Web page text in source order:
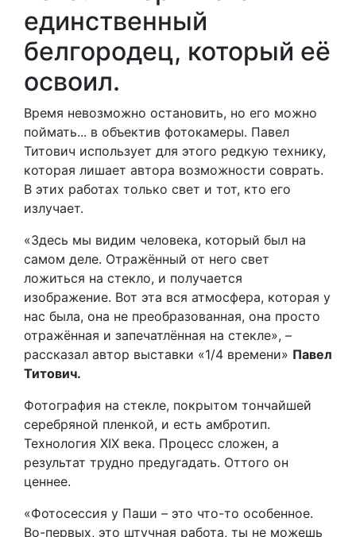
единственный
белгородец, который её
освоил.
Время невозможно остановить, но его можно
поймать... в объектив фотокамеры. Павел
Титович использует для этого редкую технику,
которая лишает автора возможности соврать.
В этих работах только свет и тот, кто его
излучает.
«Здесь мы видим человека, который был на
самом деле. Отражённый от него свет
ложиться на стекло, и получается
изображение. Вот эта вся атмосфера, которая у
нас была, она не преобразованная, она просто
отражённая и запечатлённая на стекле», –
рассказал автор выставки «1/4 времени» Павел
Титович.
Фотография на стекле, покрытом тончайшей
серебряной пленкой, и есть амбротип.
Технология XIX века. Процесс сложен, а
результат трудно предугадать. Оттого он
ценнее.
«Фотосессия у Паши – это что-то особенное.
Во-первых, это штучная работа, ты не можешь